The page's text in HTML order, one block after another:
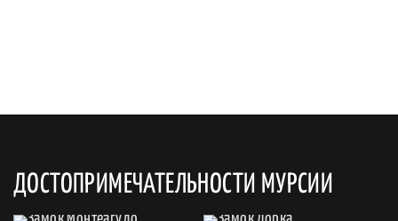
ДОСТОПРИМЕЧАТЕЛЬНОСТИ МУРСИИ